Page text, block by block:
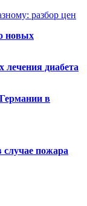
разбор цен
новых
лечения диабета
в
случае пожара